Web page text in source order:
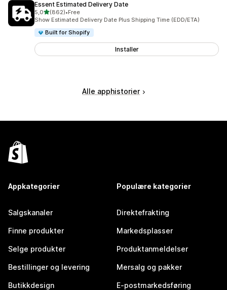
Essent Estimated Delivery Date
5,0av 5 stjerner
(862)
Totalt 862 omtaler
•Free
Show Estimated Delivery Date Plus Shipping Time (EDD/ETA)
Built for Shopify
Installer
Alle apphistorier
Appkategorier
Salgskanaler
Finne produkter
Selge produkter
Bestillinger og levering
Butikkdesign
Populære kategorier
Direktefrakting
Markedsplasser
Produktanmeldelser
Mersalg og pakker
E-postmarkedsføring